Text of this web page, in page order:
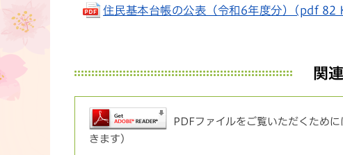
住民基本台帳の公表（令和6年度分）(pdf 82
関
PDFファイルをご覧いただくため
きます）